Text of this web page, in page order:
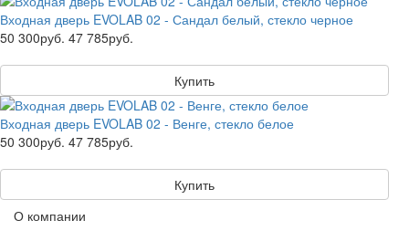
Входная дверь EVOLAB 02 - Сандал белый, стекло черное
50 300руб. 47 785руб.
Купить
Входная дверь EVOLAB 02 - Венге, стекло белое
50 300руб. 47 785руб.
Купить
О компании